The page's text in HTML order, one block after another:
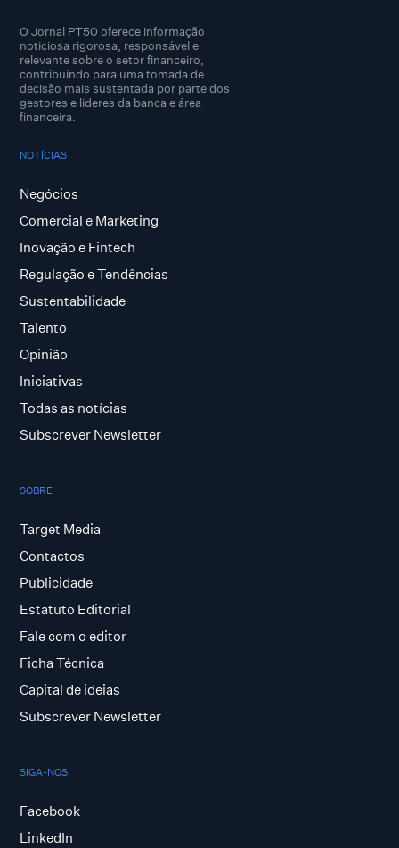
O Jornal PT50 oferece informação
noticiosa rigorosa, responsável e
relevante sobre o setor financeiro,
contribuindo para uma tomada de
decisão mais sustentada por parte dos
gestores e lideres da banca e área
financeira.
NOTÍCIAS
Negócios
Comercial e Marketing
Inovação e Fintech
Regulação e Tendências
Sustentabilidade
Talento
Opinião
Iniciativas
Todas as notícias
Subscrever Newsletter
SOBRE
Target Media
Contactos
Publicidade
Estatuto Editorial
Fale com o editor
Ficha Técnica
Capital de ideias
Subscrever Newsletter
SIGA-NOS
Facebook
LinkedIn